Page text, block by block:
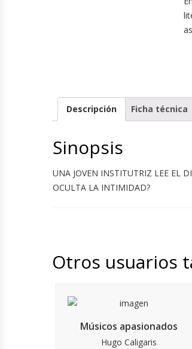
Descripción Ficha técnica
Sinopsis
UNA JOVEN INSTITUTRIZ LEE EL
OCULTA LA INTIMIDAD?
Otros usuarios
Músicos apasionados
Hugo Caligaris